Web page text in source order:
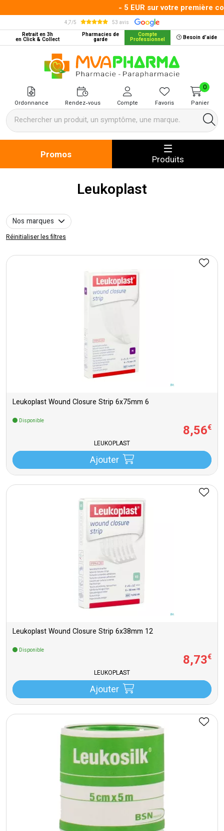
- 5 EUR sur votre première
4,7/5
53 avis
Retrait en 3h
en Click & Collect
Pharmacies de
garde
Compte
Professionnel Besoin d’aide
MVA Pharma Votre pharmacie
Ordonnance Rendez-vous Compte Favoris Panier
0
Promos Produits
Leukoplast
Nos marques
Réinitialiser les filtres
Leukoplast Wound Closure Strip 6x75mm 6
Disponible
8,56€
LEUKOPLAST
Ajouter
Leukoplast Wound Closure Strip 6x38mm 12
Disponible
8,73€
LEUKOPLAST
Ajouter